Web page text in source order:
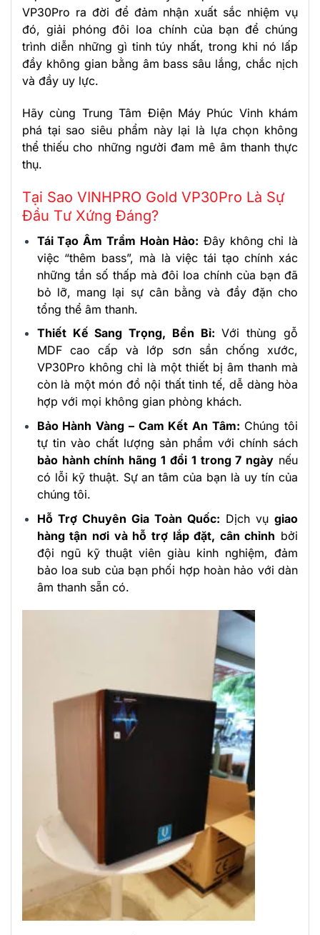
VP30Pro ra đời để đảm nhận xuất sắc nhiệm vụ
đó, giải phóng đôi loa chính của bạn để chúng
trình diễn những gì tinh túy nhất, trong khi nó lấp
đầy không gian bằng âm bass sâu lắng, chắc nịch
và đầy uy lực.
Hãy cùng Trung Tâm Điện Máy Phúc Vinh khám
phá tại sao siêu phẩm này lại là lựa chọn không
thể thiếu cho những người đam mê âm thanh thực
thụ.
Tại Sao VINHPRO Gold VP30Pro Là Sự
Đầu Tư Xứng Đáng?
Tái Tạo Âm Trầm Hoàn Hảo: Đây không chỉ là
việc “thêm bass”, mà là việc tái tạo chính xác
những tần số thấp mà đôi loa chính của bạn đã
bỏ lỡ, mang lại sự cân bằng và đầy đặn cho
tổng thể âm thanh.
Thiết Kế Sang Trọng, Bền Bỉ: Với thùng gỗ
MDF cao cấp và lớp sơn sần chống xước,
VP30Pro không chỉ là một thiết bị âm thanh mà
còn là một món đồ nội thất tinh tế, dễ dàng hòa
hợp với mọi không gian phòng khách.
Bảo Hành Vàng – Cam Kết An Tâm: Chúng tôi
tự tin vào chất lượng sản phẩm với chính sách
bảo hành chính hãng 1 đổi 1 trong 7 ngày nếu
có lỗi kỹ thuật. Sự an tâm của bạn là uy tín của
chúng tôi.
Hỗ Trợ Chuyên Gia Toàn Quốc: Dịch vụgiao
hàng tận nơi và hỗ trợ lắp đặt, cân chỉnh bởi
đội ngũ kỹ thuật viên giàu kinh nghiệm, đảm
bảo loa sub của bạn phối hợp hoàn hảo với dàn
âm thanh sẵn có.